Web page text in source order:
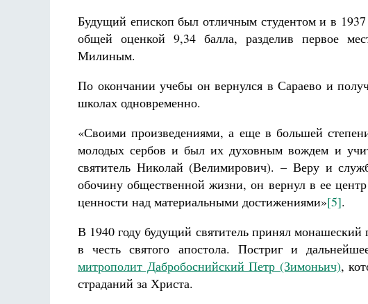
Будущий епископ был отличным студентом и в 1937
общей оценкой 9,34 балла, разделив первое
Милиным.
По окончании учебы он вернулся в Сараево и
школах одновременно.
«Своими произведениями, а еще в большей
молодых сербов и был их духовным вождем и
святитель Николай (Велимирович). – Веру и
обочину общественной жизни, он вернул в ее
ценности над материальными достижениями»[5].
В 1940 году будущий святитель принял
в честь святого апостола. Постриг и
митрополит Дабробоснийский Петр (Зимоньич),
страданий за Христа.